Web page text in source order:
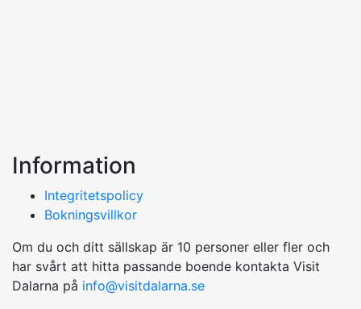
Information
Integritetspolicy
Bokningsvillkor
Om du och ditt sällskap är 10 personer eller fler och
har svårt att hitta passande boende kontakta Visit
Dalarna på info@visitdalarna.se